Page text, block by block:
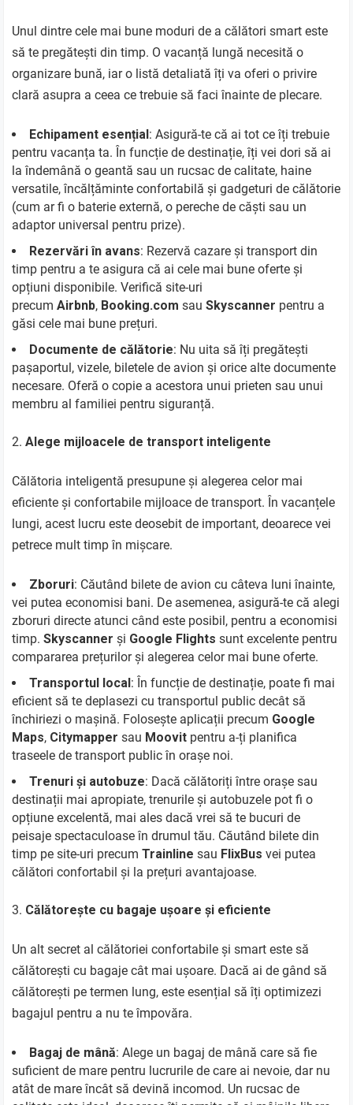
Unul dintre cele mai bune moduri de a călători smart este
să te pregătești din timp. O vacanță lungă necesită o
organizare bună, iar o listă detaliată îți va oferi o privire
clară asupra a ceea ce trebuie să faci înainte de plecare.
Echipament esențial: Asigură-te că ai tot ce îți trebuie
pentru vacanța ta. În funcție de destinație, îți vei dori să ai
la îndemână o geantă sau un rucsac de calitate, haine
versatile, încălțăminte confortabilă și gadgeturi de călătorie
(cum ar fi o baterie externă, o pereche de căști sau un
adaptor universal pentru prize).
Rezervări în avans: Rezervă cazare și transport din
timp pentru a te asigura că ai cele mai bune oferte și
opțiuni disponibile. Verifică site-uri
precumAirbnb, Booking.com sauSkyscanner pentru a
găsi cele mai bune prețuri.
Documente de călătorie: Nu uita să îți pregătești
pașaportul, vizele, biletele de avion și orice alte documente
necesare. Oferă o copie a acestora unui prieten sau unui
membru al familiei pentru siguranță.
Alege mijloacele de transport inteligente
Călătoria inteligentă presupune și alegerea celor mai
eficiente și confortabile mijloace de transport. În vacanțele
lungi, acest lucru este deosebit de important, deoarece vei
petrece mult timp în mișcare.
Zboruri: Căutând bilete de avion cu câteva luni înainte,
vei putea economisi bani. De asemenea, asigură-te că alegi
zboruri directe atunci când este posibil, pentru a economisi
timp.Skyscanner și Google Flights sunt excelente pentru
compararea prețurilor și alegerea celor mai bune oferte.
Transportul local: În funcție de destinație, poate fi mai
eficient să te deplasezi cu transportul public decât să
închiriezi o mașină. Folosește aplicații precum Google
Maps, Citymapper sau Moovit pentru a-ți planifica
traseele de transport public în orașe noi.
Trenuri și autobuze: Dacă călătoriți între orașe sau
destinații mai apropiate, trenurile și autobuzele pot fi o
opțiune excelentă, mai ales dacă vrei să te bucuri de
peisaje spectaculoase în drumul tău. Căutând bilete din
timp pe site-uri precumTrainline sau FlixBus vei putea
călători confortabil și la prețuri avantajoase.
Călătorește cu bagaje ușoare și eficiente
Un alt secret al călătoriei confortabile și smart este să
călătorești cu bagaje cât mai ușoare. Dacă ai de gând să
călătorești pe termen lung, este esențial să îți optimizezi
bagajul pentru a nu te împovăra.
Bagaj de mână: Alege un bagaj de mână care să fie
suficient de mare pentru lucrurile de care ai nevoie, dar nu
atât de mare încât să devină incomod. Un rucsac de